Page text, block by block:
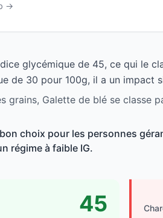
→
glycémique de 45, ce qui le
de 30 pour 100g, il a un impact
grains, Galette de blé se classe
choix pour les personnes
régime à faible IG.
45